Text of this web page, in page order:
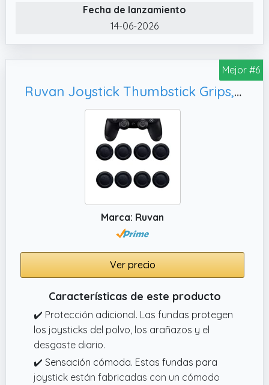
también como cable cargador para Xbox
One (One S, One X, One Elite) y con
✔️ Diseño robusto, flexible y antienredos: Su
funda de nailon trenzado de alta densidad
hace que este cable micro usb para PS4 sea
que evita enredos, es ideal como cable
cargador para Xbox One, asegurando carga
rápida para Mando PS4 sin complicaciones,
tanto en casa como de viaje
Con 3 metros, este cable micro usb para PS4
le ofrece una amplitud incomparable.
Siéntase cómodo en su sofá mientras
disfruta de carga rápida para Mando PS4.
Fecha de lanzamiento
14-06-2026
Mejor #6
Ruvan Joystick Thumbstick Grips, Funda Protectora Antideslizante Y Resistente Al Desgaste para Joystick (8 Piezas)
Marca: Ruvan
Ver precio
Características de este producto
✔️ Protección adicional. Las fundas protegen
los joysticks del polvo, los arañazos y el
desgaste diario.
✔️ Sensación cómoda. Estas fundas para
joystick están fabricadas con un cómodo